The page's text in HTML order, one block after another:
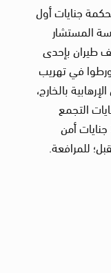
جنايات أول
المستشار
طيران بإحدى
في تهريب
بالخارج،
رقم 12851 لسنة 2024 جنايات التجمع
الأول، والمقيدة برقم 386 لسنة 2024 جنايات أمن